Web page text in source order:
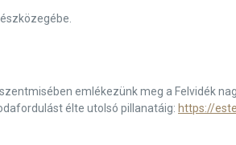
emlékezünk meg a Felvidék
élte utolsó pillanatáig: https://